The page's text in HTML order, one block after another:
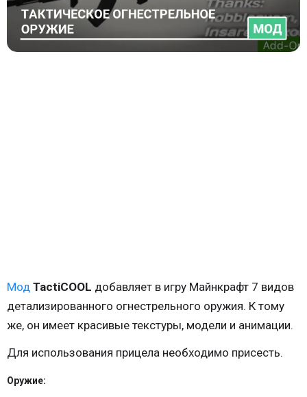
Мод TactiCOOL добавляет в игру Майнкрафт 7 видов
детализированного огнестрельного оружия. К тому
же, он имеет красивые текстуры, модели и анимации.
Для использования прицела необходимо присесть.
Оружие: